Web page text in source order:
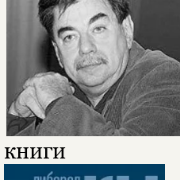
книги